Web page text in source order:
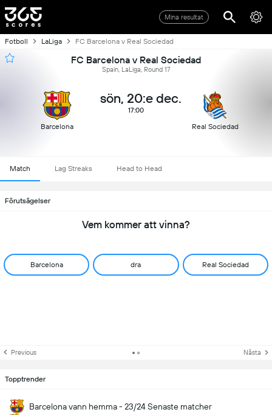
Mina resultat
Fotboll LaLiga FC Barcelona v Real Sociedad
FC Barcelona v Real Sociedad
Spain, LaLiga, Round 17
Barcelona
sön, 20:e dec.
17:00
Real Sociedad
Match Lag Streaks Head to Head
Förutsägelser
Vem kommer att vinna?
Barcelona dra Real Sociedad
Previous Nästa
Topptrender
Barcelona vann hemma - 23/24 Senaste matcher